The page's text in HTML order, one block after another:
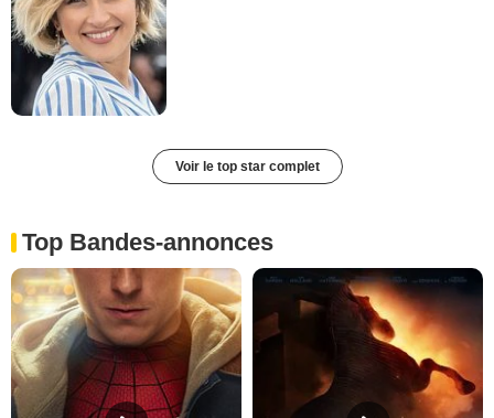
Voir le top star complet
Top Bandes-annonces